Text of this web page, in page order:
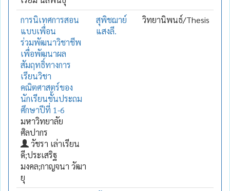
การนิเทศการสอน
แบบเพื่อน
ร่วมพัฒนาวิชาชีพ
เพื่อพัฒนาผล
สัมฤทธิ์ทางการ
เรียนวิชา
คณิตศาสตร์ของ
นักเรียนชั้นประถม
ศึกษาปีที่ 1-6
มหาวิทยาลัย
ศิลปากร
วัชรา เล่าเรียน
ดี;ประเสริฐ
มงคล;กาญจนา วัฒา
ยุ
สุพิชฌาย์
แสงลี.
วิทยานิพนธ์/Thesis